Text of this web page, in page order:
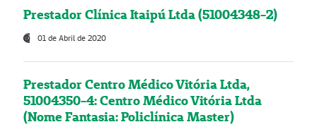
Prestador Clínica Itaipú Ltda (51004348-2)
01 de Abril de 2020
Prestador Centro Médico Vitória Ltda,
51004350-4: Centro Médico Vitória Ltda
(Nome Fantasia: Policlínica Master)